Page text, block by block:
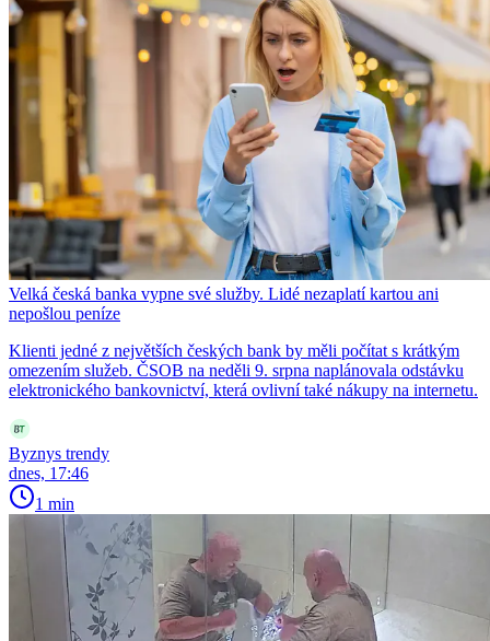
Velká česká banka vypne své služby. Lidé nezaplatí kartou ani
nepošlou peníze
Klienti jedné z největších českých bank by měli počítat s krátkým
omezením služeb. ČSOB na neděli 9. srpna naplánovala odstávku
elektronického bankovnictví, která ovlivní také nákupy na internetu.
Byznys trendy
dnes, 17:46
1 min